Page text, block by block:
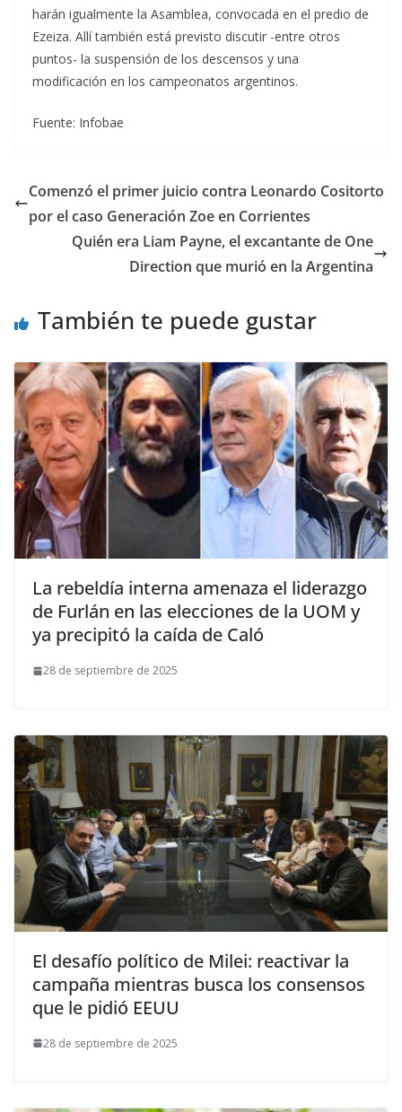
harán igualmente la Asamblea, convocada en el predio de
Ezeiza. Allí también está previsto discutir -entre otros
puntos- la suspensión de los descensos y una
modificación en los campeonatos argentinos.
Fuente: Infobae
Comenzó el primer juicio contra Leonardo Cositorto
por el caso Generación Zoe en Corrientes
Quién era Liam Payne, el excantante de One
Direction que murió en la Argentina
También te puede gustar
La rebeldía interna amenaza el liderazgo
de Furlán en las elecciones de la UOM y
ya precipitó la caída de Caló
28 de septiembre de 2025
El desafío político de Milei: reactivar la
campaña mientras busca los consensos
que le pidió EEUU
28 de septiembre de 2025